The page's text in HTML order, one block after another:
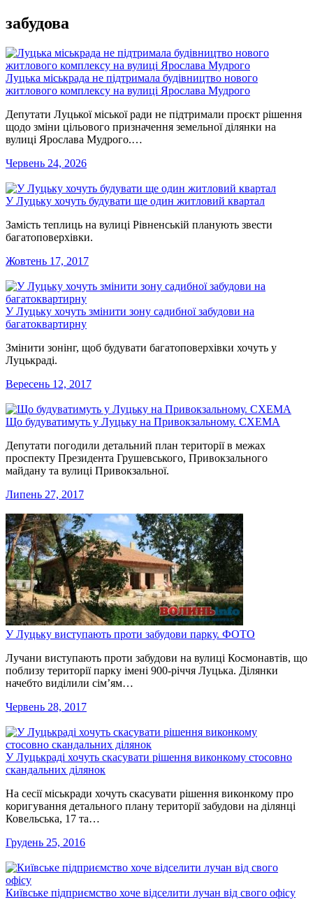
забудова
Луцька міськрада не підтримала будівництво нового
житлового комплексу на вулиці Ярослава Мудрого
Депутати Луцької міської ради не підтримали проєкт рішення
щодо зміни цільового призначення земельної ділянки на
вулиці Ярослава Мудрого.…
Червень 24, 2026
У Луцьку хочуть будувати ще один житловий квартал
Замість теплиць на вулиці Рівненській планують звести
багатоповерхівки.
Жовтень 17, 2017
У Луцьку хочуть змінити зону садибної забудови на
багатоквартирну
Змінити зонінг, щоб будувати багатоповерхівки хочуть у
Луцькраді.
Вересень 12, 2017
Що будуватимуть у Луцьку на Привокзальному. СХЕМА
Депутати погодили детальний план території в межах
проспекту Президента Грушевського, Привокзального
майдану та вулиці Привокзальної.
Липень 27, 2017
У Луцьку виступають проти забудови парку. ФОТО
Лучани виступають проти забудови на вулиці Космонавтів, що
поблизу території парку імені 900-річчя Луцька. Ділянки
начебто виділили сім’ям…
Червень 28, 2017
У Луцькраді хочуть скасувати рішення виконкому стосовно
скандальних ділянок
На сесії міськради хочуть скасувати рішення виконкому про
коригування детального плану території забудови на ділянці
Ковельська, 17 та…
Грудень 25, 2016
Київське підприємство хоче відселити лучан від свого офісу